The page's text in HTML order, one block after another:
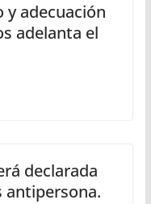
adecuación
adelanta el
declarada